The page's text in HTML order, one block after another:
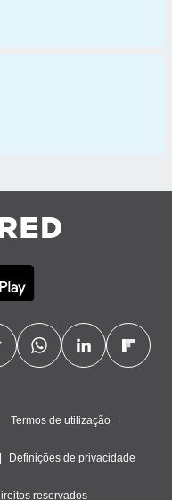
Termos de utilização
Definições de privacidade
reservados